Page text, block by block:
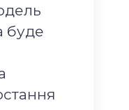
буде